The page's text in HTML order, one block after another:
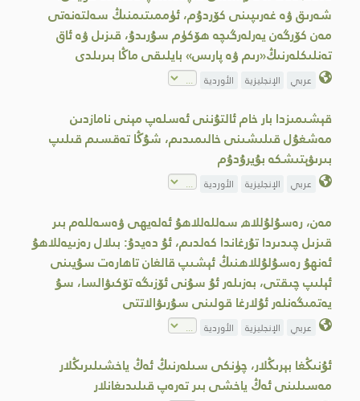
شەرىق ۋە غەرىپىنى كۆردۇم، ئۈممىتىمنىڭ سەلتەنەتى
مەن كۆرگەن يەرلەرگىچە ھۆكۈم سۇرىدۇ، قىزىل ۋە ئاق
تەنلىكلەرنىڭ«رىم ۋە پارىس» بايلىقى ماڭا بىرىلدى
عربي الإنجليزية الأوردية
قېشىمىزدا بار خام ئالتۇننى ئەسلەپ مېنى نامازدىن
مەشغۇل قىلىشىنى خالىمىدىم، شۇڭا تەقسىم قىلىپ
بىرىۋېتىشكە بۇيرۇدۇم
عربي الإنجليزية الأوردية
مەن، رەسۇلۇللاھ سەللەللاھۇ ئەلەيھى ۋەسەللەم بىر
قىزىل چىدىردا تۇرغاندا كەلدىم، ئۇ دەيدۇ: بىلال رەزىيەللاھۇ
ئەنھۇ رەسۇلۇللاھنىڭ ئېشىپ قالغان تاھارەت سۇيىنى
ئېلىپ چىقتى، بەزىلەر ئۇ سۇنى ئۆزىگە تۆكىۋالسا، سۇ
يەتمىگەنلەر ئۇلارغا قولىنى سۇرىۋالاتتى
عربي الإنجليزية الأوردية
ئۇنىڭغا بېرىڭلار، چۈنكى سىلەرنىڭ ئەڭ ياخشىلىرىڭلار
مەسىلىنى ئەڭ ياخشى بىر تەرەپ قىلىدىغانلار